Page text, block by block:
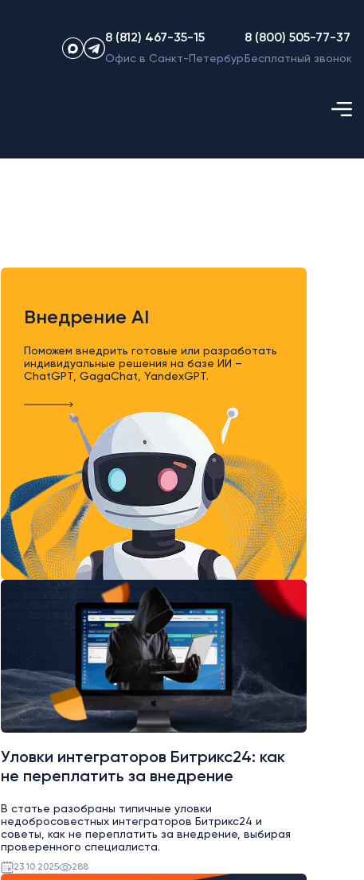
8 (812) 467-35-15
Офис в Санкт-Петербурге
8 (800) 505-77-37
Бесплатный звонок
Внедрение AI
Поможем внедрить готовые или разработать
индивидуальные решения на базе ИИ –
ChatGPT, GagaChat, YandexGPT.
Уловки интеграторов Битрикс24: как
не переплатить за внедрение
В статье разобраны типичные уловки
недобросовестных интеграторов Битрикс24 и
советы, как не переплатить за внедрение, выбирая
проверенного специалиста.
23.10.2025 288